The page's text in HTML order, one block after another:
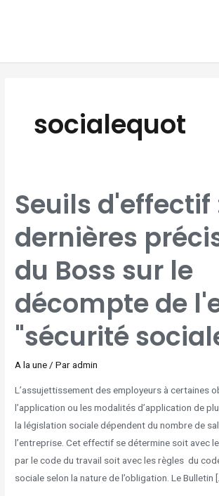
socialequot
Seuils d'effectif
dernières
du Boss sur le
décompte de
"sécurité
A la une/ Paradmin
L’assujettissement des employeurs à certaines
l’application ou les modalités d’application de
la législation sociale dépendent du nombre de
l’entreprise. Cet effectif se détermine soit avec
par le code du travail soit avec les règles du
sociale selon la nature de l’obligation. Le Bulletin
SEUILS
D'EFFECTIF
:
LES
PRÉCISIONS
DU
BOSS
SUR
DÉCOMPTE
DE
L'EFFECTIF
"SÉCURITÉ
SOCIALE"